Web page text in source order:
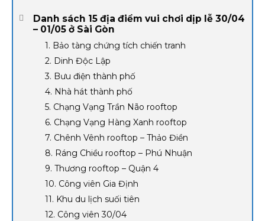
Danh sách 15 địa điểm vui chơi dịp lễ 30/04
– 01/05 ở Sài Gòn
1. Bảo tàng chứng tích chiến tranh
2. Dinh Độc Lập
3. Bưu điện thành phố
4. Nhà hát thành phố
5. Chạng Vạng Trần Não rooftop
6. Chạng Vạng Hàng Xanh rooftop
7. Chênh Vênh rooftop – Thảo Điền
8. Ráng Chiều rooftop – Phú Nhuận
9. Thương rooftop – Quận 4
10. Công viên Gia Định
11. Khu du lịch suối tiên
12. Công viên 30/04